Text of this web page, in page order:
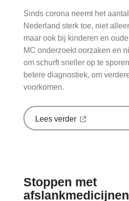
Sinds corona neemt het
Nederland sterk toe, niet
maar ook bij kinderen en
MC onderzoekt oorzaken en
om schurft sneller op te
betere diagnostiek, om
voorkomen.
Lees verder over
meer:
aantal
uitbraken
Stoppen met